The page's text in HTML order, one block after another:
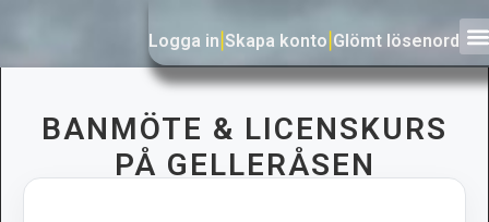
Logga in Skapa konto Glömt lösenord
BANMÖTE & LICENSKURS
PÅ GELLERÅSEN